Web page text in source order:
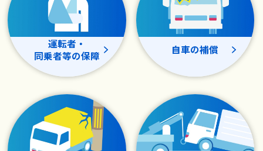
運転者・
同乗者等の保障
自車の補償